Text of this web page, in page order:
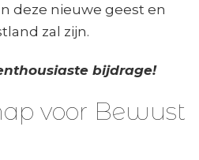
deze nieuwe geest en
zal zijn.
bijdrage!
voor Bewust